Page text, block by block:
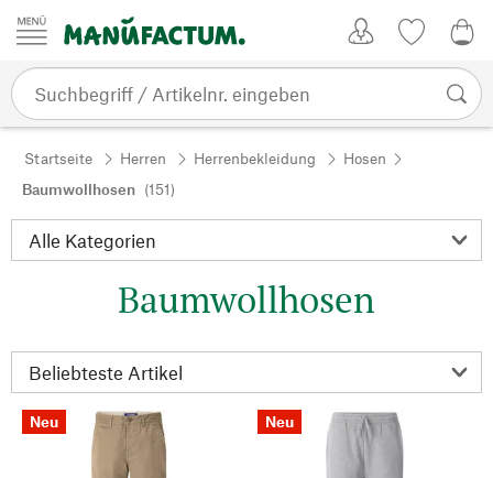
Zum Inhalt springen
Startseite Herren Herrenbekleidung
Hosen
Baumwollhosen (151)
Baumwollhosen
Neu Neu